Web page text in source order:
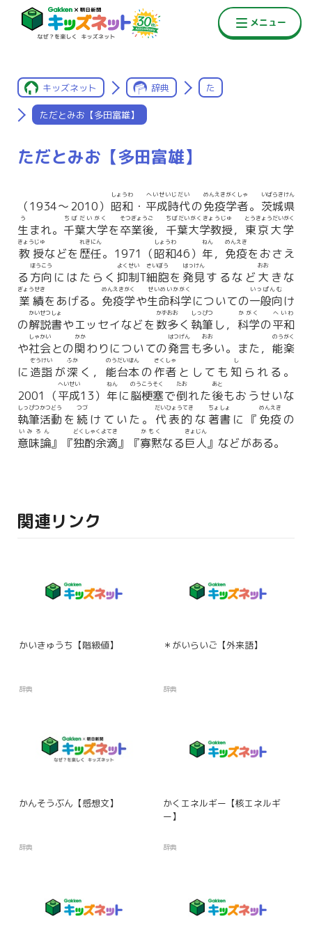
キッズネット 辞典 た
ただとみお【多田富雄】
ただとみお【多田富雄】
（1934〜2010） 昭和
しょうわ
・ 平成時代
へいせいじだい
の免疫学者
めんえきがくしゃ
。 茨城県
いばらきけん
生
う
まれ。 千葉大学
ちばだいがく
を卒業後
そつぎょうご
， 千葉大学教授
ちばだいがくきょうじゅ
， 東京大学
とうきょうだいがく
教授
きょうじゅ
などを 歴任
れきにん
。1971（昭和
しょうわ
46） 年
ねん
， 免疫
めんえき
をおさえ
る方向
ほうこう
にはたらく 抑制
よくせい
T細胞
さいぼう
を 発見
はっけん
するなど 大
おお
きな
業績
ぎょうせき
をあげる。 免疫学
めんえきがく
や生命科学
せいめいかがく
についての一般向
いっぱんむ
け
の解説書
かいせつしょ
やエッセイなどを 数多
かずおお
く 執筆
しっぴつ
し， 科学
かがく
の平和
へいわ
や社会
しゃかい
との関
かか
わりについての発言
はつげん
も多
おお
い。また， 能楽
のうがく
に 造詣
ぞうけい
が深
ふか
く， 能台本
のうだいほん
の作者
さくしゃ
としても 知
し
られる。
2001（平成
へいせい
13） 年
ねん
に脳梗塞
のうこうそく
で倒
たお
れた後
あと
もおうせいな
執筆活動
しっぴつかつどう
を 続
つづ
けていた。 代表的
だいひょうてき
な 著書
ちょしょ
に『 免疫
めんえき
の
意味論
いみろん
』『独酌余滴
どくしゃくよてき
』『寡黙
かもく
なる巨人
きょじん
』などがある。
関連リンク
かいきゅうち【階級値】
辞典
＊がいらいご【外来語】
辞典
かんそうぶん【感想文】
辞典
かくエネルギー【核エネルギ
ー】
辞典